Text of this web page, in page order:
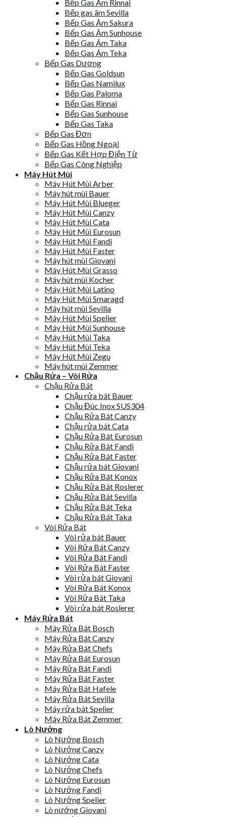
Bếp Gas Âm Rinnai
Bếp gas âm Sevilla
Bếp Gas Âm Sakura
Bếp Gas Âm Sunhouse
Bếp Gas Âm Taka
Bếp Gas Âm Teka
Bếp Gas Dương
Bếp Gas Goldsun
Bếp Gas Namilux
Bếp Gas Paloma
Bếp Gas Rinnai
Bếp Gas Sunhouse
Bếp Gas Taka
Bếp Gas Đơn
Bếp Gas Hồng Ngoại
Bếp Gas Kết Hợp Điện Từ
Bếp Gas Công Nghiệp
Máy Hút Mùi
Máy Hút Mùi Arber
Máy hút mùi Bauer
Máy Hút Mùi Blueger
Máy Hút Mùi Canzy
Máy Hút Mùi Cata
Máy Hút Mùi Eurosun
Máy Hút Mùi Fandi
Máy Hút Mùi Faster
Máy hút mùi Giovani
Máy Hút Mùi Grasso
Máy hút mùi Kocher
Máy Hút Mùi Latino
Máy Hút Mùi Smaragd
Máy hút mùi Sevilla
Máy Hút Mùi Spelier
Máy Hút Mùi Sunhouse
Máy Hút Mùi Taka
Máy Hút Mùi Teka
Máy Hút Mùi Zegu
Máy hút mùi Zemmer
Chậu Rửa – Vòi Rửa
Chậu Rửa Bát
Chậu rửa bát Bauer
Chậu Đúc Inox SUS304
Chậu Rửa Bát Canzy
Chậu rửa bát Cata
Chậu Rửa Bát Eurosun
Chậu Rửa Bát Fandi
Chậu Rửa Bát Faster
Chậu rửa bát Giovani
Chậu Rửa Bát Konox
Chậu Rửa Bát Roslerer
Chậu Rửa Bát Sevilla
Chậu Rửa Bát Teka
Chậu Rửa Bát Taka
Vòi Rửa Bát
Vòi rửa bát Bauer
Vòi Rửa Bát Canzy
Vòi Rửa Bát Fandi
Vòi Rửa Bát Faster
Vòi rửa bát Giovani
Vòi Rửa Bát Konox
Vòi Rửa Bát Taka
Vòi rửa bát Roslerer
Máy Rửa Bát
Máy Rửa Bát Bosch
Máy Rửa Bát Canzy
Máy Rửa Bát Chefs
Máy Rửa Bát Eurosun
Máy Rửa Bát Fandi
Máy Rửa Bát Faster
Máy Rửa Bát Hafele
Máy Rửa Bát Sevilla
Máy rửa bát Spelier
Máy Rửa Bát Zemmer
Lò Nướng
Lò Nướng Bosch
Lò Nướng Canzy
Lò Nướng Cata
Lò Nướng Chefs
Lò Nướng Eurosun
Lò Nướng Fandi
Lò Nướng Spelier
Lò nướng Giovani